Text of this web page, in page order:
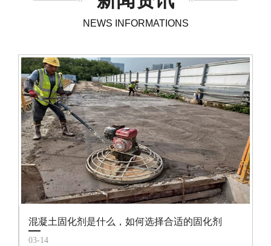
NEWS INFORMATIONS
混凝土固化剂是什么，如何选择合适的固化剂
03-14